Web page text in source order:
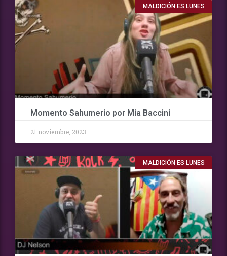
MALDICIÓN ES LUNES
Momento Sahumerio por Mia Baccini
21 noviembre, 2023
MALDICIÓN ES LUNES